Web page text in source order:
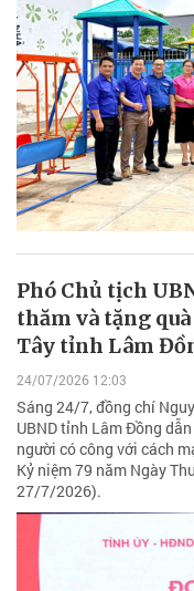
Phó Chủ tịch
thăm và tặng
Tây tỉnh Lâm
24/07/2026 12:03
Sáng 24/7, đồng chí
UBND tỉnh Lâm Đồng
người có công với cách
Kỷ niệm 79 năm Ngày
27/7/2026).